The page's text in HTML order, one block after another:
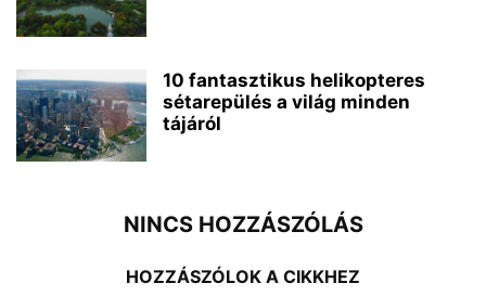
10 fantasztikus helikopteres
sétarepülés a világ minden
tájáról
NINCS HOZZÁSZÓLÁS
HOZZÁSZÓLOK A CIKKHEZ